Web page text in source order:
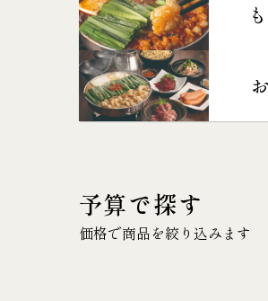
予算で探す
価格で商品を絞り込みます